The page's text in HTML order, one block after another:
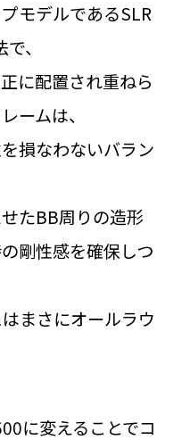
モデルであるSLR
、
に配置され重ねら
ームは、
損なわないバラン
たBB周りの造形
剛性感を確保しつ
まさにオールラウ
に変えることでコ